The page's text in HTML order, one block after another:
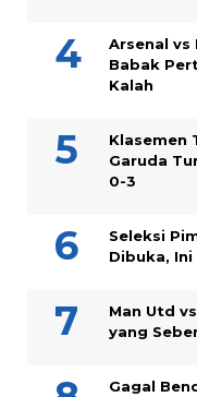
Arsenal vs
Babak
Kalah
Klasemen
Garuda
0-3
Seleksi
Dibuka,
Man Utd
yang
Gagal